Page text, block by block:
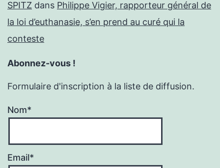
SPITZ dans Philippe Vigier, rapporteur général de
la loi d’euthanasie, s’en prend au curé qui la
conteste
Abonnez-vous !
Formulaire d'inscription à la liste de diffusion.
Nom*
Email*